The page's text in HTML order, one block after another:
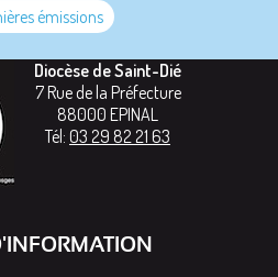
émissions
Diocèse de Saint-Dié
7 Rue de la Préfecture
88000 EPINAL
Tél: 03 29 82 21 63